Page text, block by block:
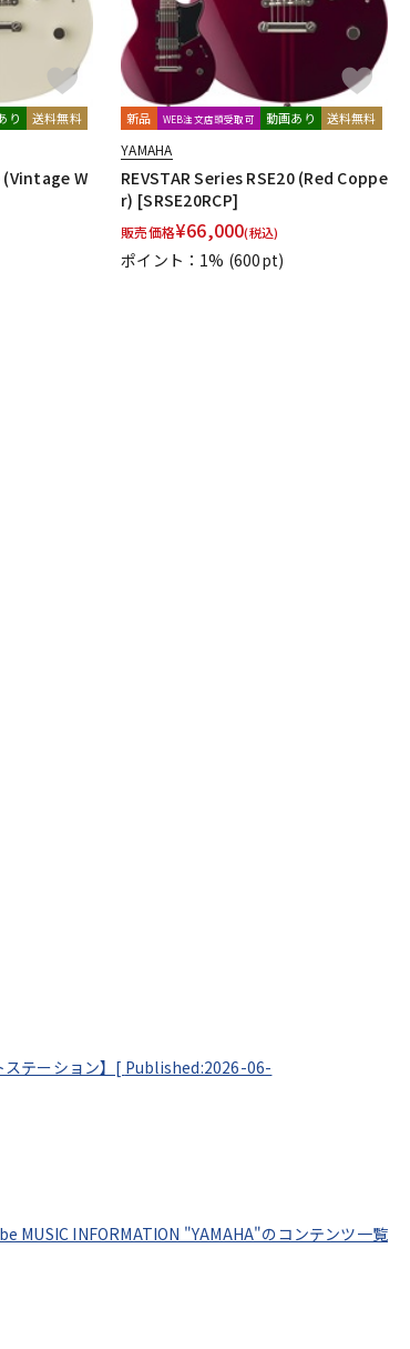
り 送料無料
(Vintage W
新品 WEB注文店頭受取可 動画あり 送料無料
YAMAHA
REVSTAR Series RSE20 (Red Coppe
r) [SRSE20RCP]
販売価格¥66,000(税込)
ポイント：1% (600pt)
テーション】[ Published:2026-06-
MUSIC INFORMATION "YAMAHA"のコンテンツ一覧